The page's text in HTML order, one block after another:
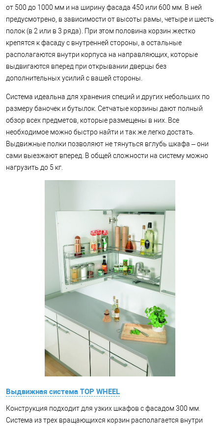
от 500 до 1000 мм и на ширину фасада 450 или 600 мм. В ней
предусмотрено, в зависимости от высоты рамы, четыре и шесть
полок (в 2 или в 3 ряда). При этом половина корзин жестко
крепятся к фасаду с внутренней стороны, а остальные
располагаются внутри корпуса на направляющих, которые
выдвигаются вперед при открывании дверцы без
дополнительных усилий с вашей стороны.
Система идеальна для хранения специй и других небольших по
размеру баночек и бутылок. Сетчатые корзины дают полный
обзор всех предметов, которые размещены в них. Все
необходимое можно быстро найти и так же легко достать.
Выдвижные полки позволяют не тянуться вглубь шкафа – они
сами выезжают вперед. В общей сложности на систему можно
нагрузить до 5 кг.
Выдвижная система TOP WHEEL
Конструкция подходит для узких шкафов с фасадом 300 мм.
Система из трех вращающихся корзин располагается внутри